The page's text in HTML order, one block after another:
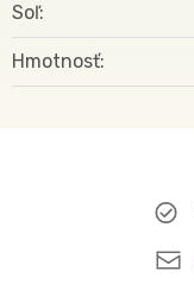
Soľ
Hmotnosť